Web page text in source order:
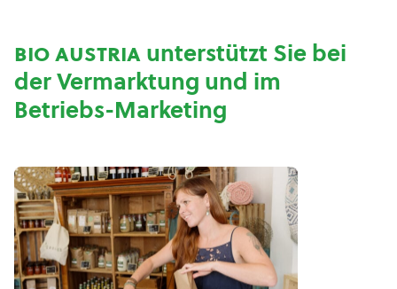
bio austriaunterstützt Sie bei
der Vermarktung und im
Betriebs-Marketing